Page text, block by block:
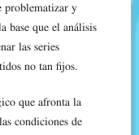
problematizar y
base que el análisis
las series
no tan fijos.
que afronta la
condiciones de